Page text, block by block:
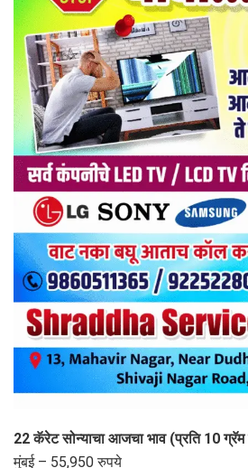
22 कॅरेट सोन्याचा आजचा भाव (प्रति 10
मुंबई – 55,950 रुपये